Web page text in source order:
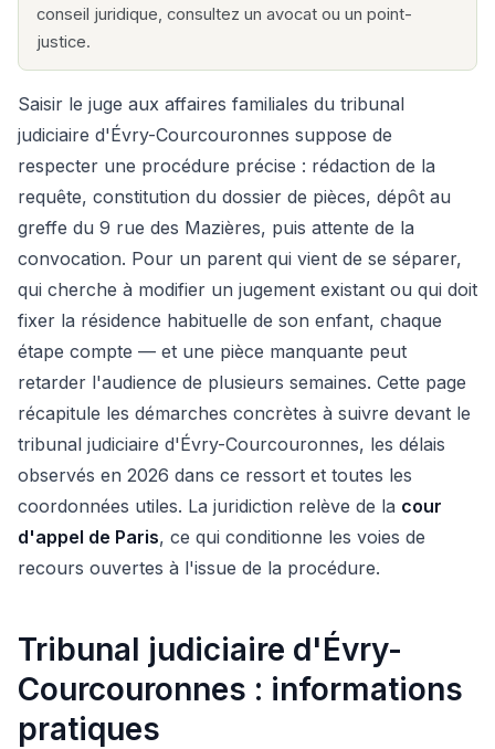
conseil juridique, consultez un avocat ou un point-
justice.
Saisir le juge aux affaires familiales du tribunal
judiciaire d'Évry-Courcouronnes suppose de
respecter une procédure précise : rédaction de la
requête, constitution du dossier de pièces, dépôt au
greffe du 9 rue des Mazières, puis attente de la
convocation. Pour un parent qui vient de se séparer,
qui cherche à modifier un jugement existant ou qui doit
fixer la résidence habituelle de son enfant, chaque
étape compte — et une pièce manquante peut
retarder l'audience de plusieurs semaines. Cette page
récapitule les démarches concrètes à suivre devant le
tribunal judiciaire d'Évry-Courcouronnes, les délais
observés en 2026 dans ce ressort et toutes les
coordonnées utiles. La juridiction relève de la cour
d'appel de Paris, ce qui conditionne les voies de
recours ouvertes à l'issue de la procédure.
Tribunal judiciaire d'Évry-
Courcouronnes : informations
pratiques